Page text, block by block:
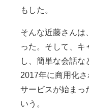
もした。
そんな近藤さんは
った。そして、キ
し、簡単な会話
2017年に商用化
サービスが始まっ
いう。